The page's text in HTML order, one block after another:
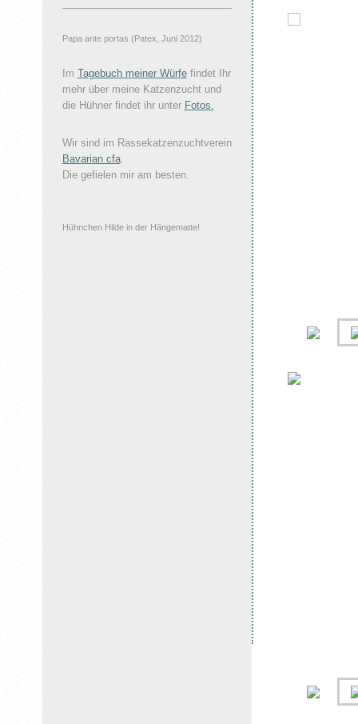
Papa ante portas (Patex, Juni 2012)
Im Tagebuch meiner Würfefindet Ihr
mehr über meine Katzenzucht und
die Hühner findet ihr unter Fotos.
Wir sind im Rassekatzenzuchtverein
Bavarian cfa.
Die gefielen mir am besten.
Hühnchen Hilde in der Hängematte!